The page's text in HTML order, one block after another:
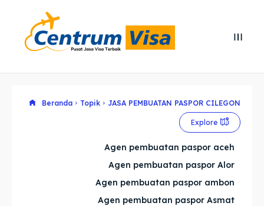
Cari
Cari
Explore our destinations
Explore our destinations
Beranda Topik JASA PEMBUATAN PASPOR CILEGON
Explore
Agen pembuatan paspor aceh
Agen pembuatan paspor Alor
Agen pembuatan paspor ambon
Agen pembuatan paspor Asmat